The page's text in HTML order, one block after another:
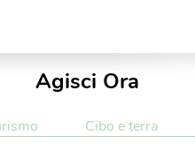
Agisci Ora
Cibo e terra